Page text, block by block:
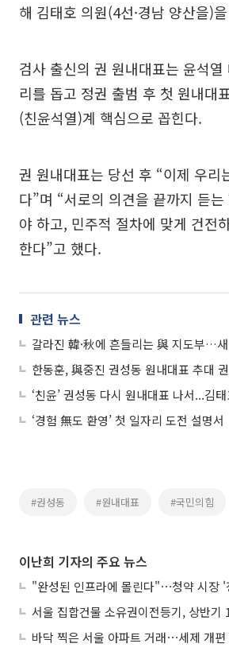
해 김태호 의원(4선·경남 양산을)
검사 출신의 권 원내대표는 윤석
리를 돕고 정권 출범 후 첫 원내대
(친윤석열)계 핵심으로 꼽힌다.
권 원내대표는 당선 후 “이제 우리
다”며 “서로의 의견을 끝까지 듣
야 하고, 민주적 절차에 맞게 건전
한다”고 했다.
관련 뉴스
한동훈, 與중진 권성동 원내대표 추대
‘친윤’ 권성동 다시 원내대표 나서...김
‘경험 無도 환영’ 첫 일자리 도전 설명서
#권성동 #원내대표 #국민의힘
이난희 기자의 주요 뉴스
서울 집합건물 소유권이전등기, 상반기
바닥 찍은 서울 아파트 거래⋯세제 개편